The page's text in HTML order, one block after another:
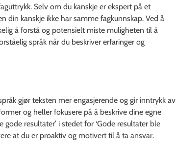
Selv om du kanskje er ekspert på et
din kanskje ikke har samme fagkunnskap. Ved å
å forstå og potensielt miste muligheten til å
språk når du beskriver erfaringer og
gjør teksten mer engasjerende og gir inntrykk av
og heller fokusere på å beskrive dine egne
gode resultater’ i stedet for ‘Gode resultater ble
at du er proaktiv og motivert til å ta ansvar.